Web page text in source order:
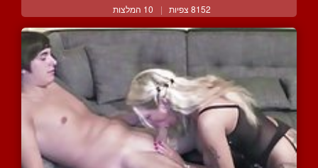
8152 צפיות | 10 המלצות